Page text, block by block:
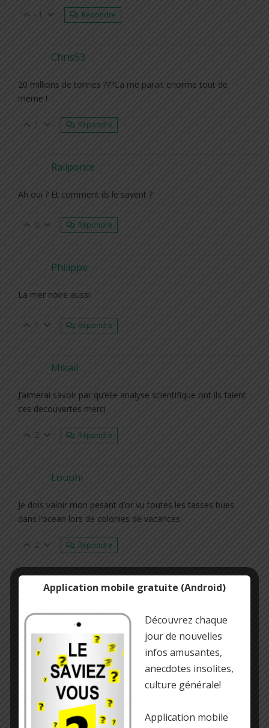
-1 Répondre
Chris53
20 millions de tonnes ???Ca me parait enorme tout de
meme !
1 Répondre
Raiiponce
Ah oui ? Et comment ils le savent ?
0 Répondre
Philippe
La mer noire aussi
1 Répondre
Mikail
J’aimerai savoir par qu’elle analyse scientifique ont ils faient
ces decouvertes merci
2 Répondre
Louphi
Je dois valoir mon pesant d’or vu toutes les tasses bues
dans l’ocean lors de colonies de vacances
2 Répondre
Application mobile gratuite (Android)
Découvrez chaque
jour de nouvelles
infos amusantes,
anecdotes insolites,
culture générale!
Application mobile